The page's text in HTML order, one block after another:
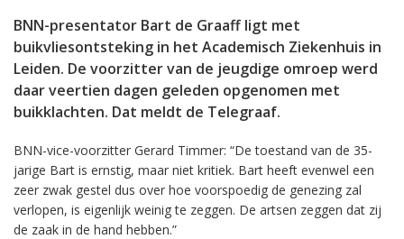
BNN-presentator Bart de Graaff ligt met
buikvliesontsteking in het Academisch Ziekenhuis in
Leiden. De voorzitter van de jeugdige omroep werd
daar veertien dagen geleden opgenomen met
buikklachten. Dat meldt de Telegraaf.
BNN-vice-voorzitter Gerard Timmer: “De toestand van de 35-
jarige Bart is ernstig, maar niet kritiek. Bart heeft evenwel een
zeer zwak gestel dus over hoe voorspoedig de genezing zal
verlopen, is eigenlijk weinig te zeggen. De artsen zeggen dat zij
de zaak in de hand hebben.”